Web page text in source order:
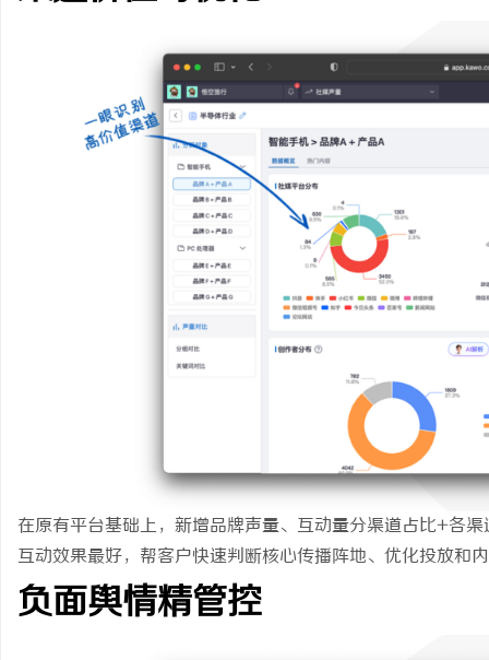
在原有平台基础上，新增品牌声量、互动量分渠道占比+各
互动效果最好，帮客户快速判断核心传播阵地、优化投放和
负面舆情精管控